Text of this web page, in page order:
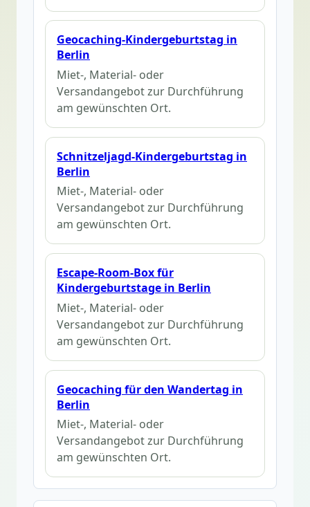
Geocaching-Kindergeburtstag in
Berlin
Miet-, Material- oder
Versandangebot zur Durchführung
am gewünschten Ort.
Schnitzeljagd-Kindergeburtstag in
Berlin
Miet-, Material- oder
Versandangebot zur Durchführung
am gewünschten Ort.
Escape-Room-Box für
Kindergeburtstage in Berlin
Miet-, Material- oder
Versandangebot zur Durchführung
am gewünschten Ort.
Geocaching für den Wandertag in
Berlin
Miet-, Material- oder
Versandangebot zur Durchführung
am gewünschten Ort.